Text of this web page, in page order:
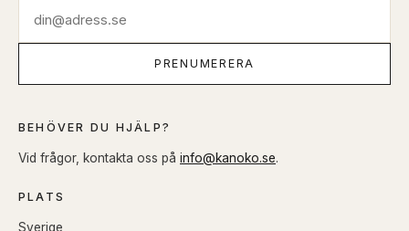
PRENUMERERA
BEHÖVER DU HJÄLP?
Vid frågor, kontakta oss på info@kanoko.se.
PLATS
Sverige